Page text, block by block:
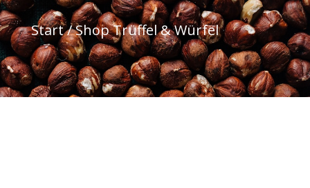
Start/ShopTrüffel & Würfel